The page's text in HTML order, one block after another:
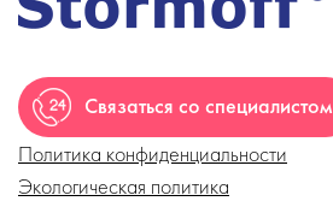
Связаться со специалистом
Политика конфиденциальности
Экологическая политика